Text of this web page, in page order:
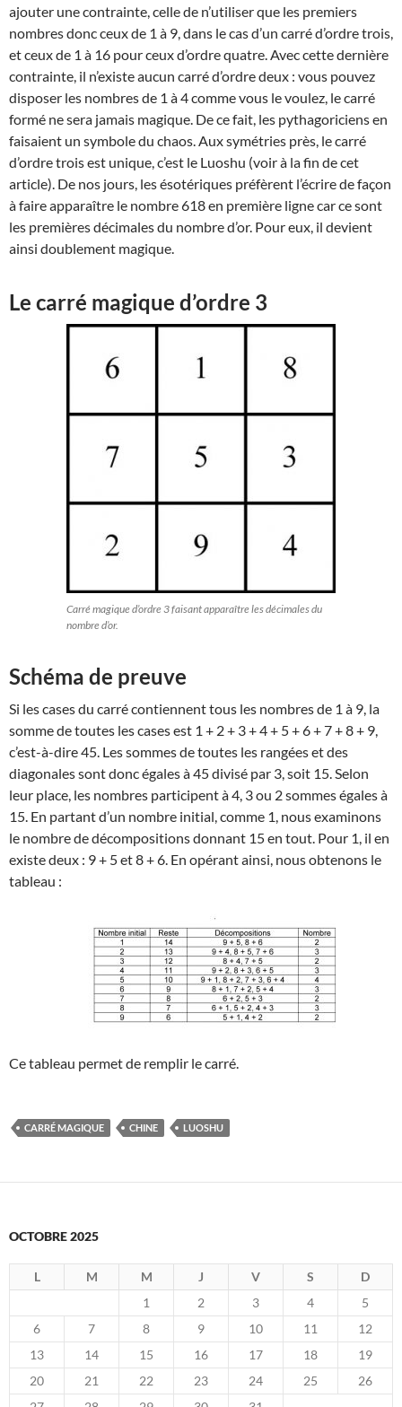
ajouter une contrainte, celle de n’utiliser que les premiers
nombres donc ceux de 1 à 9, dans le cas d’un carré d’ordre trois,
et ceux de 1 à 16 pour ceux d’ordre quatre. Avec cette dernière
contrainte, il n’existe aucun carré d’ordre deux : vous pouvez
disposer les nombres de 1 à 4 comme vous le voulez, le carré
formé ne sera jamais magique. De ce fait, les pythagoriciens en
faisaient un symbole du chaos. Aux symétries près, le carré
d’ordre trois est unique, c’est le Luoshu (voir à la fin de cet
article). De nos jours, les ésotériques préfèrent l’écrire de façon
à faire apparaître le nombre 618 en première ligne car ce sont
les premières décimales du nombre d’or. Pour eux, il devient
ainsi doublement magique.
Le carré magique d’ordre 3
Carré magique d’ordre 3 faisant apparaître les décimales du
nombre d’or.
Schéma de preuve
Si les cases du carré contiennent tous les nombres de 1 à 9, la
somme de toutes les cases est 1 + 2 + 3 + 4 + 5 + 6 + 7 + 8 + 9,
c’est-à-dire 45. Les sommes de toutes les rangées et des
diagonales sont donc égales à 45 divisé par 3, soit 15. Selon
leur place, les nombres participent à 4, 3 ou 2 sommes égales à
15. En partant d’un nombre initial, comme 1, nous examinons
le nombre de décompositions donnant 15 en tout. Pour 1, il en
existe deux : 9 + 5 et 8 + 6. En opérant ainsi, nous obtenons le
tableau :
Ce tableau permet de remplir le carré.
CARRÉ MAGIQUE CHINE LUOSHU
OCTOBRE 2025
L M M J V S
D
1
2 3 4
5
6
7 8 9 10 11
12
13
14 15 16 17 18
19
20
21 22 23 24 25
26